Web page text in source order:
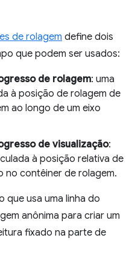
de rolagem define dois
que podem ser usados:
de rolagem: uma
à posição de rolagem de
ao longo de um eixo
de visualização:
à posição relativa de
no contêiner de rolagem.
que usa uma linha do
anônima para criar um
fixado na parte de